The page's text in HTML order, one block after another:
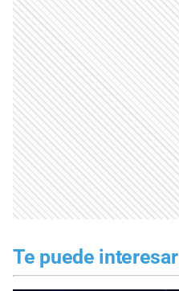
Te puede interesar